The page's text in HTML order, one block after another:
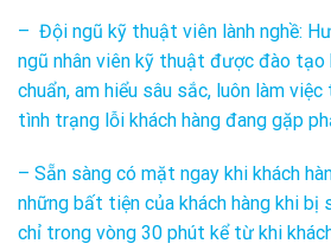
– Đội ngũ kỹ thuật viên lành nghề:
ngũ nhân viên kỹ thuật được đào tạo
chuẩn, am hiểu sâu sắc, luôn làm
tình trạng lỗi khách hàng đang gặp
– Sẵn sàng có mặt ngay khi khách
những bất tiện của khách hàng khi bị
chỉ trong vòng 30 phút kể từ khi